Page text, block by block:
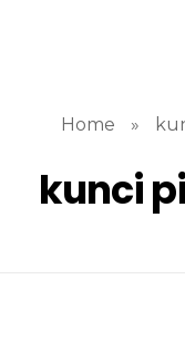
Home »
kunci